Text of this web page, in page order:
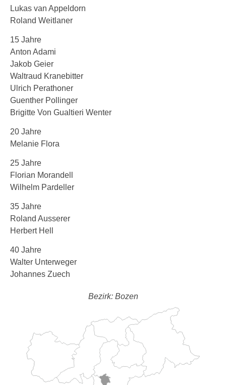
Lukas van Appeldorn
Roland Weitlaner
15 Jahre
Anton Adami
Jakob Geier
Waltraud Kranebitter
Ulrich Perathoner
Guenther Pollinger
Brigitte Von Gualtieri Wenter
20 Jahre
Melanie Flora
25 Jahre
Florian Morandell
Wilhelm Pardeller
35 Jahre
Roland Ausserer
Herbert Hell
40 Jahre
Walter Unterweger
Johannes Zuech
Bezirk: Bozen